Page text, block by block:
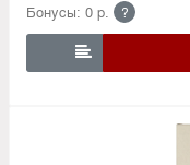
Бонусы: 0 р. ?
